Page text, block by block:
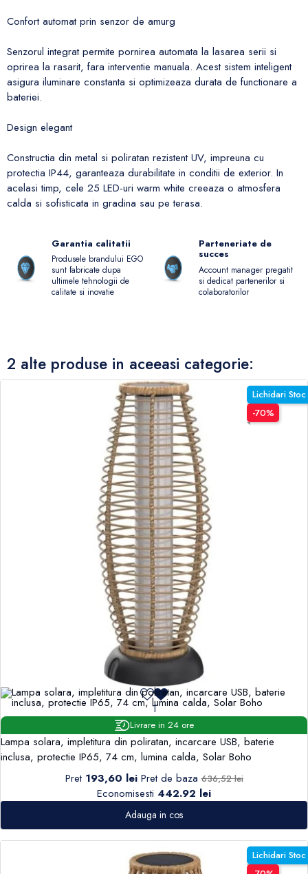
Confort automat prin senzor de amurg
Senzorul integrat permite pornirea automata la lasarea serii si
oprirea la rasarit, fara interventie manuala. Acest sistem inteligent
asigura iluminare constanta si optimizeaza durata de functionare a
bateriei.
Design elegant
Constructia din metal si poliratan rezistent UV, impreuna cu
protectia IP44, garanteaza durabilitate in conditii de exterior. In
acelasi timp, cele 25 LED-uri warm white creeaza o atmosfera
calda si sofisticata in gradina sau pe terasa.
Garantia calitatii
Produsele brandului EGO
sunt fabricate dupa
ultimele tehnologii de
calitate si inovatie
Parteneriate de
succes
Account manager pregatit
si dedicat partenerilor si
colaboratorilor
2 alte produse in aceeasi categorie:
1
Lichidari Stoc
-70%
Livrare in 24 ore
Lampa solara, impletitura din poliratan, incarcare USB, baterie
inclusa, protectie IP65, 74 cm, lumina calda, Solar Boho
Pret 193,60 lei Pret de baza 636,52 lei
Economisesti 442.92 lei
Adauga in cos
Lichidari Stoc